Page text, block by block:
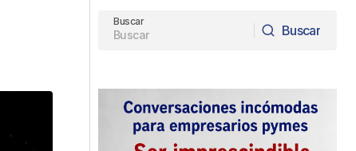
Buscar
Buscar